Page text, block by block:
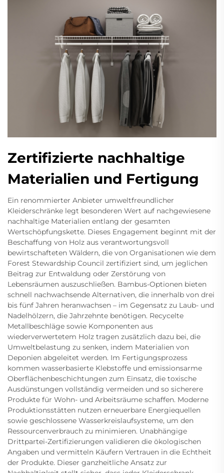
Zertifizierte nachhaltige
Materialien und Fertigung
Ein renommierter Anbieter umweltfreundlicher
Kleiderschränke legt besonderen Wert auf nachgewiesene
nachhaltige Materialien entlang der gesamten
Wertschöpfungskette. Dieses Engagement beginnt mit der
Beschaffung von Holz aus verantwortungsvoll
bewirtschafteten Wäldern, die von Organisationen wie dem
Forest Stewardship Council zertifiziert sind, um jeglichen
Beitrag zur Entwaldung oder Zerstörung von
Lebensräumen auszuschließen. Bambus-Optionen bieten
schnell nachwachsende Alternativen, die innerhalb von drei
bis fünf Jahren heranwachsen – im Gegensatz zu Laub- und
Nadelhölzern, die Jahrzehnte benötigen. Recycelte
Metallbeschläge sowie Komponenten aus
wiederverwertetem Holz tragen zusätzlich dazu bei, die
Umweltbelastung zu senken, indem Materialien von
Deponien abgeleitet werden. Im Fertigungsprozess
kommen wasserbasierte Klebstoffe und emissionsarme
Oberflächenbeschichtungen zum Einsatz, die toxische
Ausdünstungen vollständig vermeiden und so sicherere
Produkte für Wohn- und Arbeitsräume schaffen. Moderne
Produktionsstätten nutzen erneuerbare Energiequellen
sowie geschlossene Wasserkreislaufsysteme, um den
Ressourcenverbrauch zu minimieren. Unabhängige
Drittpartei-Zertifizierungen validieren die ökologischen
Angaben und vermitteln Käufern Vertrauen in die Echtheit
der Produkte. Dieser ganzheitliche Ansatz zur